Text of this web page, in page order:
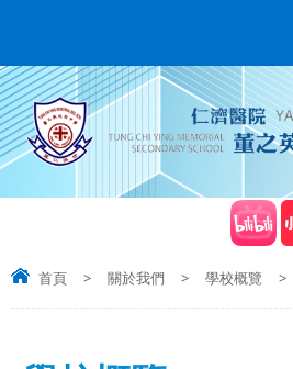
首頁 > 關於我們 > 學校概覽 >